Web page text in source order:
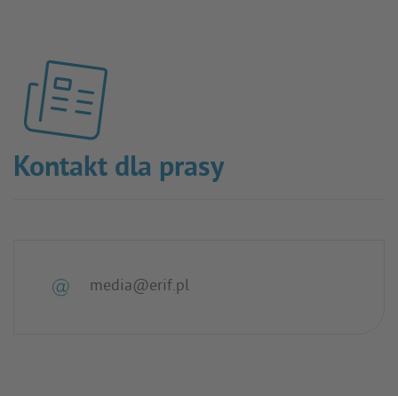
Kontakt dla prasy
media@erif.pl